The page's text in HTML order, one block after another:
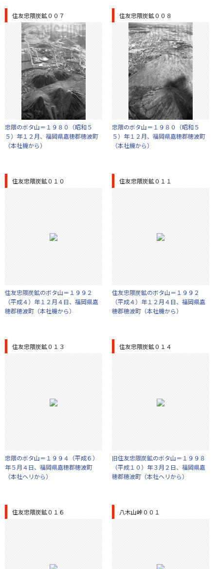
住友忠隈炭鉱００７
忠隈のボタ山＝１９８０（昭和５
５）年１２月、福岡県嘉穂郡穂波町
（本社機から）
住友忠隈炭鉱００８
忠隈のボタ山＝１９８０（昭和５
５）年１２月、福岡県嘉穂郡穂波町
（本社機から）
住友忠隈炭鉱０１０
住友忠隈炭鉱のボタ山＝１９９２
（平成４）年１２月４日、福岡県嘉
穂郡穂波町（本社機から）
住友忠隈炭鉱０１１
住友忠隈炭鉱のボタ山＝１９９２
（平成４）年１２月４日、福岡県嘉
穂郡穂波町（本社機から）
住友忠隈炭鉱０１３
忠隈のボタ山＝１９９４（平成６）
年５月４日、福岡県嘉穂郡穂波町
（本社ヘリから）
住友忠隈炭鉱０１４
旧住友忠隈炭鉱のボタ山＝１９９８
（平成１０）年３月２日、福岡県嘉
穂郡穂波町（本社ヘリから）
住友忠隈炭鉱０１６ 八木山峠００１